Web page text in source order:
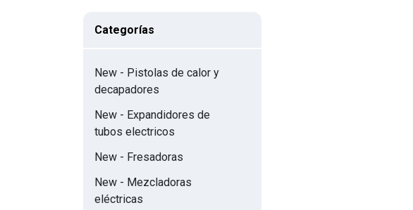
Categorías
New - Pistolas de calor y
decapadores
New - Expandidores de
tubos electricos
New - Fresadoras
New - Mezcladoras
eléctricas